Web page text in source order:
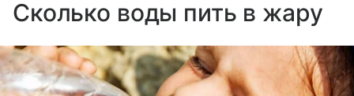
Сколько воды пить в жару